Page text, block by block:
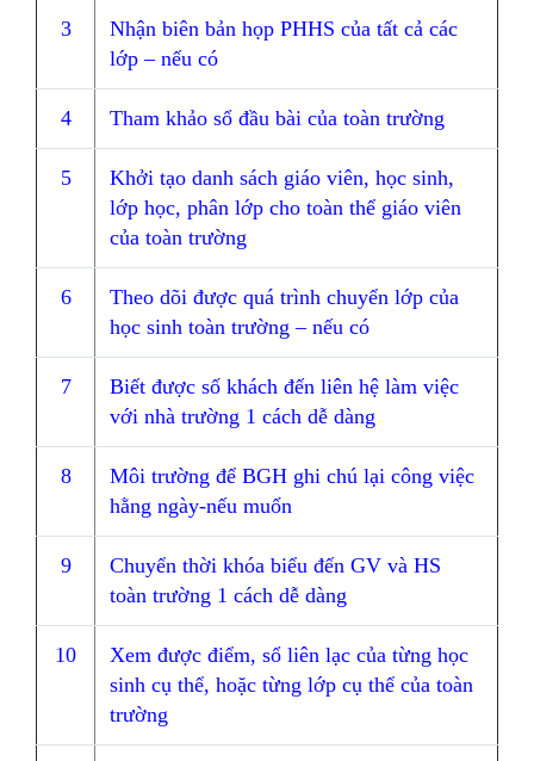
3
Nhận biên bản họp PHHS của tất cả các
lớp – nếu có
4 Tham khảo sổ đầu bài của toàn trường
5
Khởi tạo danh sách giáo viên, học sinh,
lớp học, phân lớp cho toàn thể giáo viên
của toàn trường
6
Theo dõi được quá trình chuyển lớp của
học sinh toàn trường – nếu có
7
Biết được số khách đến liên hệ làm việc
với nhà trường 1 cách dễ dàng
8
Môi trường để BGH ghi chú lại công việc
hằng ngày-nếu muốn
9
Chuyển thời khóa biểu đến GV và HS
toàn trường 1 cách dễ dàng
10
Xem được điểm, sổ liên lạc của từng học
sinh cụ thể, hoặc từng lớp cụ thể của toàn
trường